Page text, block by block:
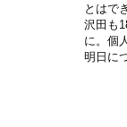
とはで
沢田も
に。個
明日に